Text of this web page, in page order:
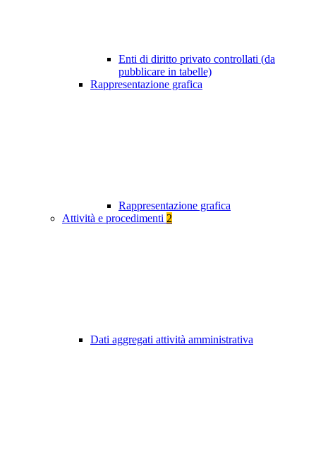
Enti di diritto privato controllati (da
pubblicare in tabelle)
Rappresentazione grafica
Rappresentazione grafica
Attività e procedimenti 2
Dati aggregati attività amministrativa